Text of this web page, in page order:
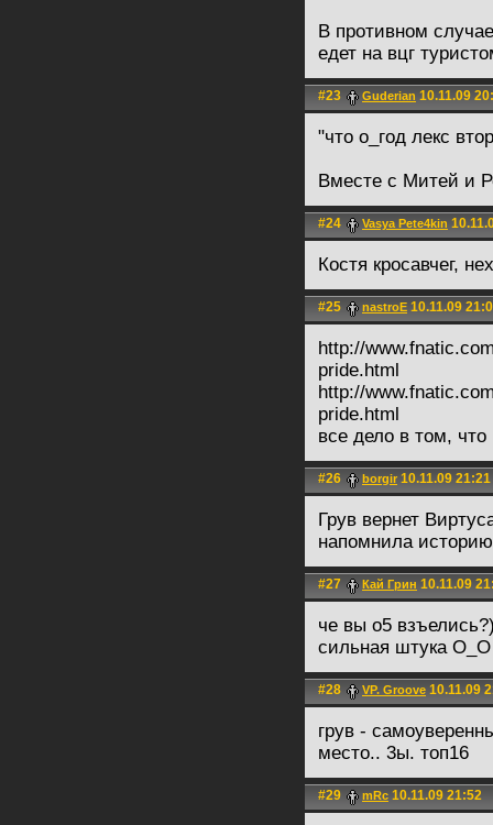
В противном
едет на вцг
#23 Guderian 10.11.09
"что о_год лекс
Вместе с Митей и
#24 Vasya Pete4kin
Костя кросавчег,
#25 nastroE 10.11.09
http://
pride.html
http://
pride.html
все дело в том,
#26 borgir 10.11.09 21:21
Грув вернет
напомнила
#27 Кай Грин 10.11.09
че вы о5
сильная штука O_O
#28 VP. Groove 10.11.09
грув -
место.. 3ы. топ16
#29 mRc 10.11.09 21:52